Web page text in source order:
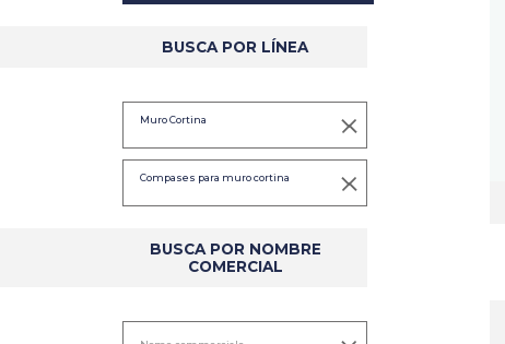
BUSCA POR LÍNEA
Muro Cortina
Compases para muro cortina
BUSCA POR NOMBRE
COMERCIAL